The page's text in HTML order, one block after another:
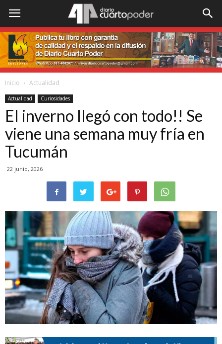
Inicio Actualidad
Actualidad Curiosidades
El inverno llegó con todo!! Se
viene una semana muy fría en
Tucumán
22 junio, 2026